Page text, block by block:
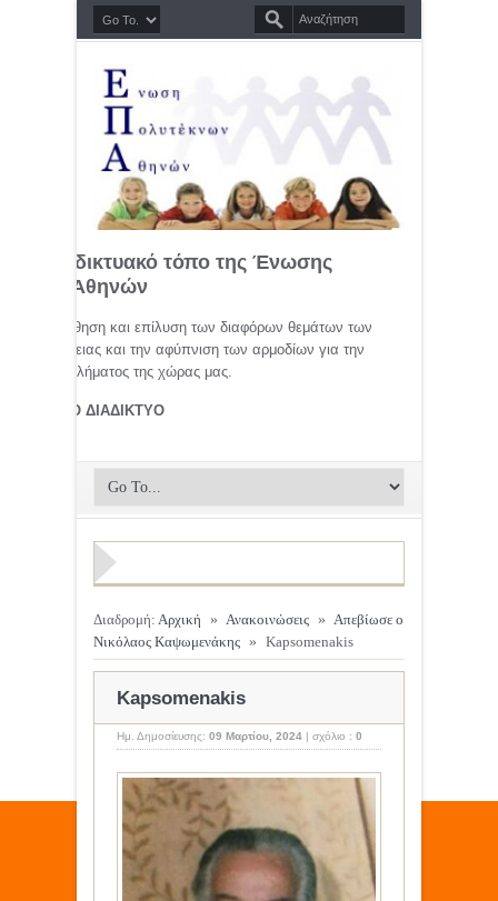
διαδικτυακό τόπο της Ένωσης
Αθηνών
προώθηση και επίλυση των διαφόρων θεμάτων των
οικογένειας και την αφύπνιση των αρμοδίων για την
προβλήματος της χώρας μας.
ΣΤΟ ΔΙΑΔΙΚΤΥΟ
Διαδρομή: Αρχική » Ανακοινώσεις » Απεβίωσε ο
Νικόλαος Καψωμενάκης » Kapsomenakis
Kapsomenakis
Ημ. Δημοσίευσης: 09 Μαρτίου, 2024 | σχόλιο : 0